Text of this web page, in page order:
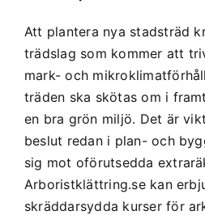
Att plantera nya stadsträd
trädslag som kommer att
mark- och
träden ska skötas om i
en bra grön miljö. Det är
beslut redan i plan- och
sig mot oförutsedda
Arboristklättring.se kan
skräddarsydda kurser för